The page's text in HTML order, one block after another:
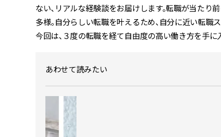
ない、リアルな経験談をお届けします。転職が当た
多様。自分らしい転職を叶えるため、自分に近い転職
今回は、３度の転職を経て自由度の高い働き方を手に
あわせて読みたい